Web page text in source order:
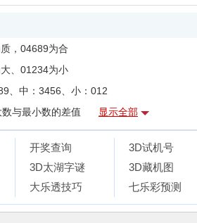
，04689为合
、01234为小
、中：3456、小：012
与最小数的差值 显示全部
的数字除三的余数，组合后为012路，比
，有两个相同号码的组合，如：799；组
多少期没有出现，而遗漏统计表则是对全
开奖查询
3D试机号
3D太湖字谜
3D藏机图
大乐透技巧 七乐彩预测